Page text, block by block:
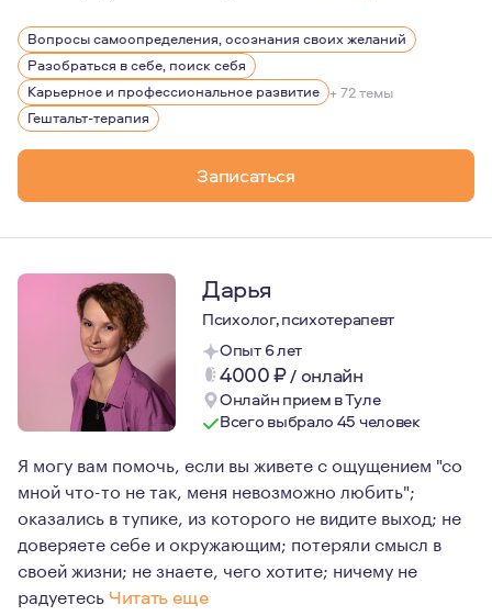
Замужем 16 лет.
Про отношения (личные, рабочие) знаю много: как
Люблю свою работу, благодарна своим клиентам за
Вопросы самоопределения, осознания своих желаний
Разобраться в себе, поиск себя
Карьерное и профессиональное развитие + 72 темы
Гештальт-терапия
Записаться
Дарья
Психолог, психотерапевт
Опыт 6 лет
4000₽/ онлайн
Онлайн прием в Туле
Всего выбрало 45 человек
Я могу вам помочь, если вы живете с ощущением "со
мной что-то не так, меня невозможно любить";
оказались в тупике, из которого не видите выход; не
доверяете себе и окружающим; потеряли смысл в
своей жизни; не знаете, чего хотите; ничему не
радуетесь Читать еще